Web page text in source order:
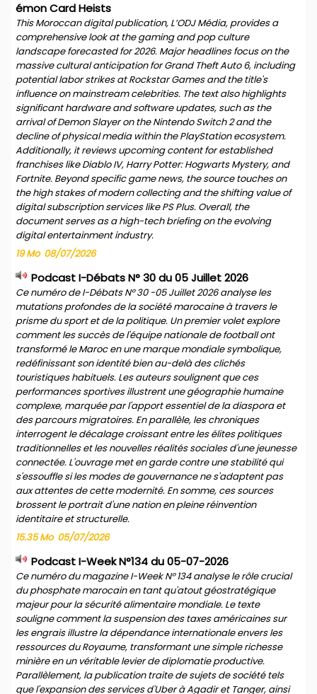
émon Card Heists
This Moroccan digital publication, L’ODJ Média, provides a
comprehensive look at the gaming and pop culture
landscape forecasted for 2026. Major headlines focus on the
massive cultural anticipation for Grand Theft Auto 6, including
potential labor strikes at Rockstar Games and the title's
influence on mainstream celebrities. The text also highlights
significant hardware and software updates, such as the
arrival of Demon Slayer on the Nintendo Switch 2 and the
decline of physical media within the PlayStation ecosystem.
Additionally, it reviews upcoming content for established
franchises like Diablo IV, Harry Potter: Hogwarts Mystery, and
Fortnite. Beyond specific game news, the source touches on
the high stakes of modern collecting and the shifting value of
digital subscription services like PS Plus. Overall, the
document serves as a high-tech briefing on the evolving
digital entertainment industry.
19 Mo 08/07/2026
Podcast I-Débats N° 30 du 05 Juillet 2026
Ce numéro de I-Débats N° 30 -05 Juillet 2026 analyse les
mutations profondes de la société marocaine à travers le
prisme du sport et de la politique. Un premier volet explore
comment les succès de l'équipe nationale de football ont
transformé le Maroc en une marque mondiale symbolique,
redéfinissant son identité bien au-delà des clichés
touristiques habituels. Les auteurs soulignent que ces
performances sportives illustrent une géographie humaine
complexe, marquée par l'apport essentiel de la diaspora et
des parcours migratoires. En parallèle, les chroniques
interrogent le décalage croissant entre les élites politiques
traditionnelles et les nouvelles réalités sociales d'une jeunesse
connectée. L'ouvrage met en garde contre une stabilité qui
s'essouffle si les modes de gouvernance ne s'adaptent pas
aux attentes de cette modernité. En somme, ces sources
brossent le portrait d'une nation en pleine réinvention
identitaire et structurelle.
15.35 Mo 05/07/2026
Podcast I-Week N°134 du 05-07-2026
Ce numéro du magazine I-Week N° 134 analyse le rôle crucial
du phosphate marocain en tant qu'atout géostratégique
majeur pour la sécurité alimentaire mondiale. Le texte
souligne comment la suspension des taxes américaines sur
les engrais illustre la dépendance internationale envers les
ressources du Royaume, transformant une simple richesse
minière en un véritable levier de diplomatie productive.
Parallèlement, la publication traite de sujets de société tels
que l'expansion des services d'Uber à Agadir et Tanger, ainsi